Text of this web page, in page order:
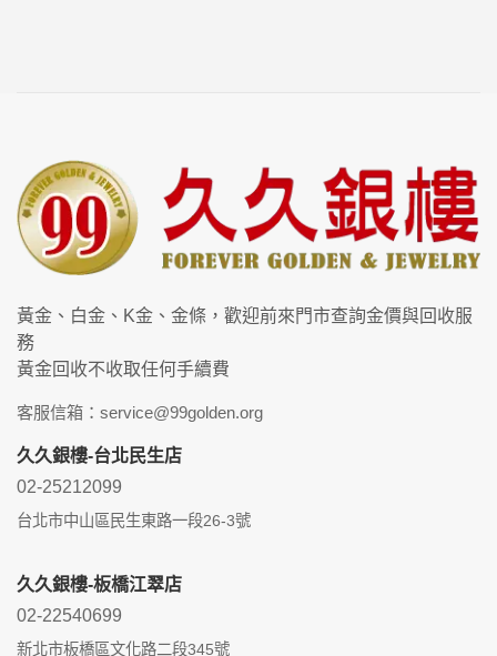
黃金、白金、K金、金條，歡迎前來門市查詢金價與回收服
務
黃金回收不收取任何手續費
客服信箱：service@99golden.org
久久銀樓-台北民生店
02-25212099
台北市中山區民生東路一段26-3號
久久銀樓-板橋江翠店
02-22540699
新北市板橋區文化路二段345號